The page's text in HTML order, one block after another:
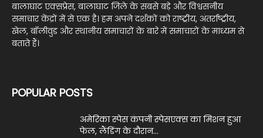
बालाघाट एक्सप्रेस, बालाघाट जिले के सबसे बड़े और विश्वसनीय
समाचार केंद्रों में से एक है। हम अपने दर्शकों को राष्ट्रीय, अंतर्राष्ट्रीय,
खेल, बॉलीवुड और स्थानीय समाचारों के बारे में समाचारों के माध्यम से
बताते हैं।
POPULAR POSTS
अमेरिका स्पेस कंपनी स्पेसएक्स का मिशन हुआ
फेल, लैंडिंग के दौरान...